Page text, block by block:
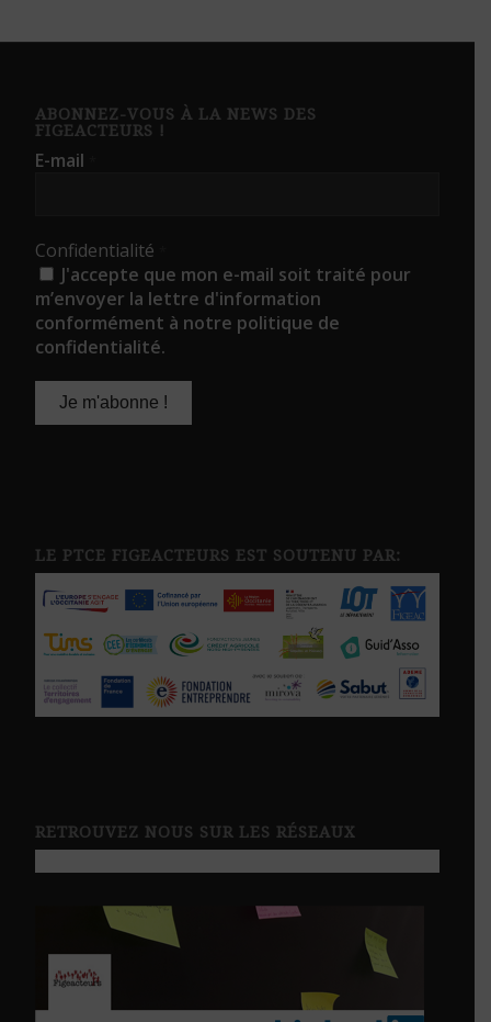
ABONNEZ-VOUS À LA NEWS DES
FIGEACTEURS !
E-mail
Confidentialité
J'accepte que mon e-mail soit traité pour
m’envoyer la lettre d'information
conformément à notre politique de
confidentialité.
LE PTCE FIGEACTEURS EST SOUTENU PAR:
RETROUVEZ NOUS SUR LES RÉSEAUX